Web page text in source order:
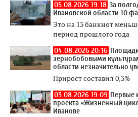
05.08.2026 19:18 За
Ивановской области 10
Это на 13 банкнот
период прошлого года
04.08.2026 20:16
зернобобовыми
области незначительно
Прирост составил 0,3%
03.08.2026 19:09 Первые
проекта «Жизненный
Иванове